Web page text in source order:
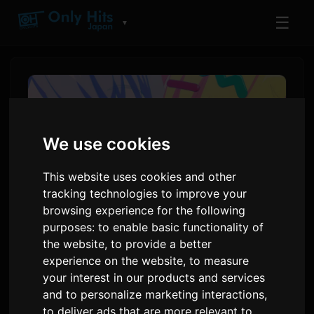
We use cookies
This website uses cookies and other
tracking technologies to improve your
browsing experience for the following
purposes:to enable basic functionality of
the website,to provide a better
experience on the website,to measure
your interest in our products and services
and to personalize marketing interactions,
to deliver ads that are more relevant to
▼ ☰
BanG Dream! Yume∞Mita
Episode 4 Preview Dirilis
Oleh Sam
7 Juli 2026